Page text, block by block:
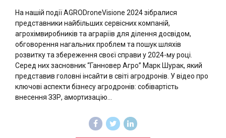
На нашій події AGRODroneVisione 2024 зібралися
представники найбільших сервісних компаній,
агрохімвиробників та аграріїв для ділення досвідом,
обговорення нагальних проблем та пошук шляхів
розвитку та збереження своєї справи у 2024-му році.
Серед них засновник “Ганновер Агро” Марк Шурак, який
представив головні інсайти в світі агродронів. У відео про
ключові аспекти бізнесу агродронів: собівартість
внесення ЗЗР, амортизацію...